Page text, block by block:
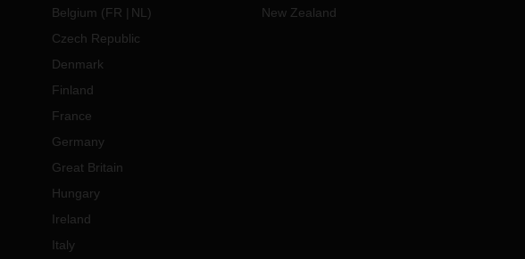
Belgium (FR NL )
Czech Republic
Denmark
Finland
France
Germany
Great Britain
Hungary
Ireland
Italy
New Zealand